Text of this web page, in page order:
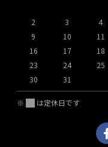
2
3 4
9
10 11
16
17 18
23
24 25
30
31
※ は定休日です